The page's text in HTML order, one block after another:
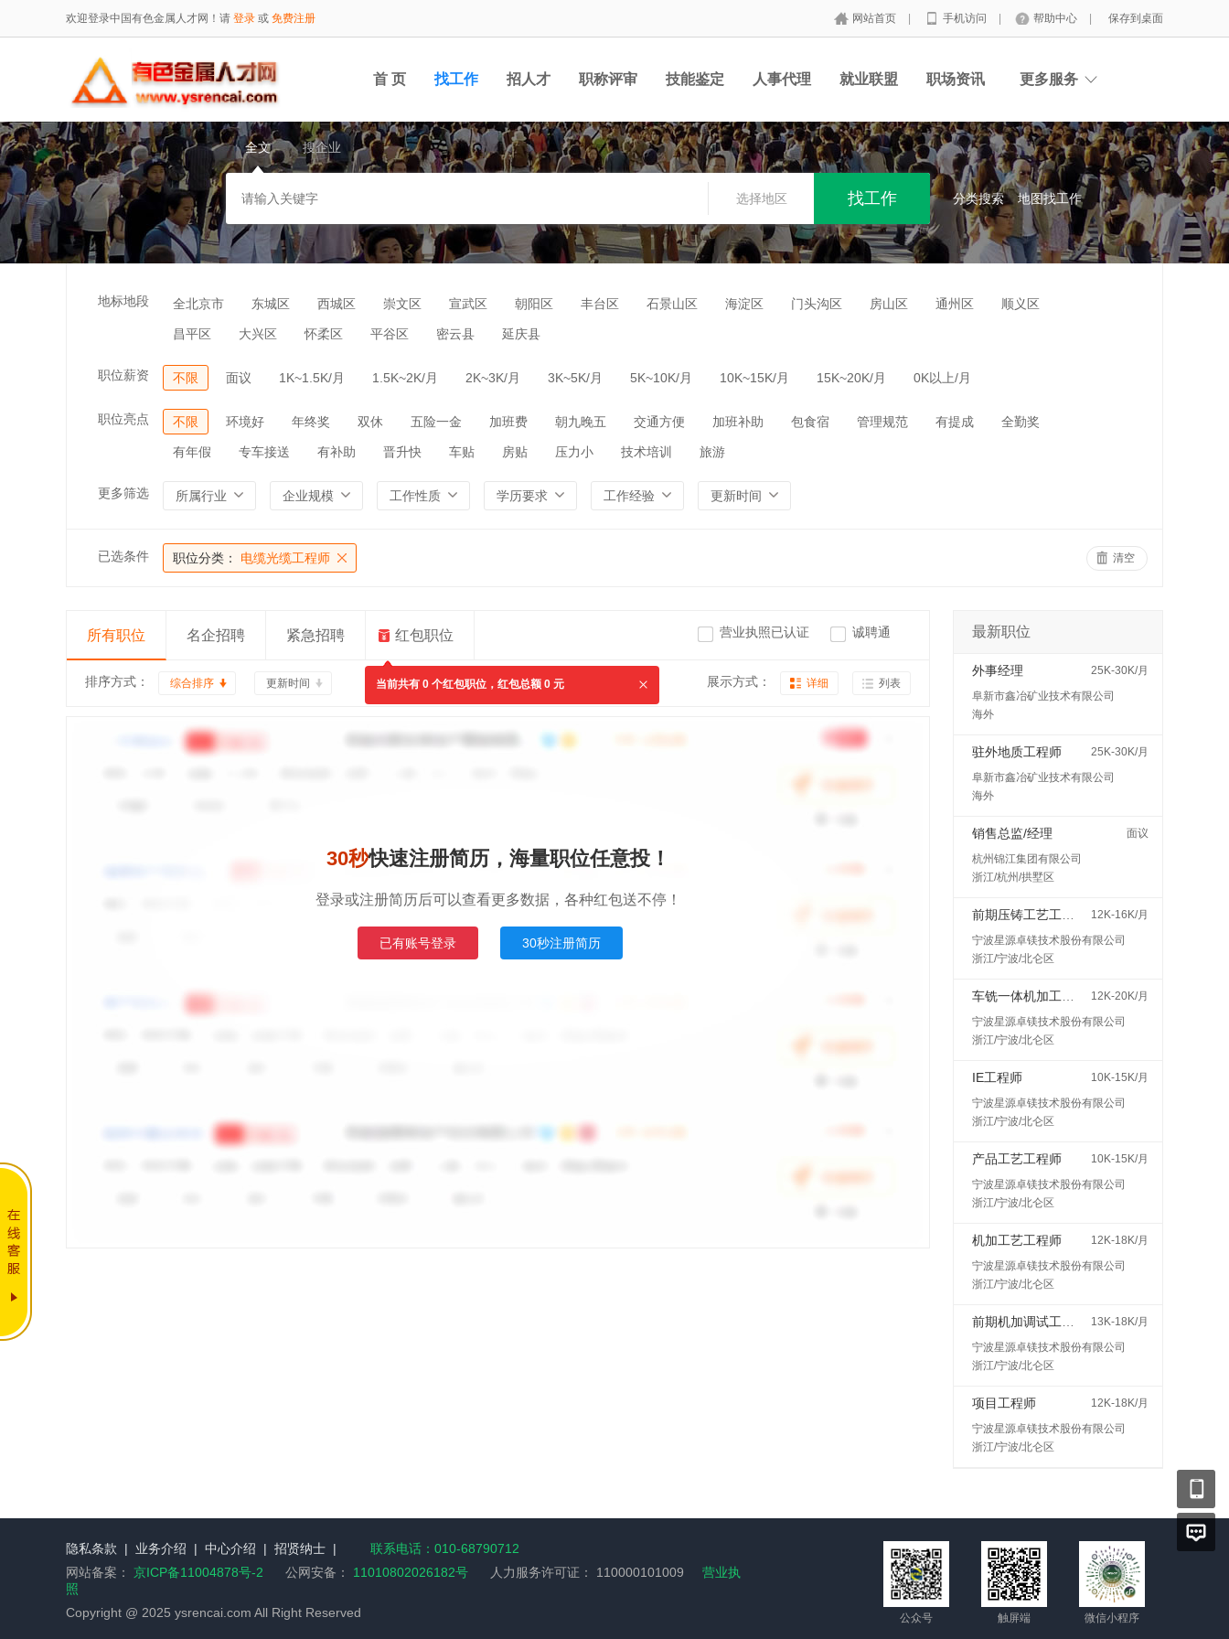
欢迎登录中国有色金属人才网！请 登录 或 免费注册 网站首页 手机访问 帮助中心 保存到桌面
首 页 找工作 招人才 职称评审 技能鉴定 人事代理 就业联盟 职场资讯 更多服务
全文 搜企业
选择地区 分类搜索 地图找工作
地标地段 全北京市 东城区 西城区 崇文区 宣武区 朝阳区 丰台区 石景山区 海淀区 门头沟区 房山区 通州区 顺义区
昌平区 大兴区 怀柔区 平谷区 密云县 延庆县
职位薪资 不限 面议 1K~1.5K/月 1.5K~2K/月 2K~3K/月 3K~5K/月 5K~10K/月 10K~15K/月 15K~20K/月 0K以上/月
职位亮点 不限 环境好 年终奖 双休 五险一金 加班费 朝九晚五 交通方便 加班补助 包食宿 管理规范 有提成 全勤奖
有年假 专车接送 有补助 晋升快 车贴 房贴 压力小 技术培训 旅游
更多筛选 所属行业 企业规模 工作性质 学历要求 工作经验 更新时间
已选条件 职位分类： 电缆光缆工程师 清空
所有职位 名企招聘 紧急招聘 红包职位
当前共有 0 个红包职位，红包总额 0 元
营业执照已认证 诚聘通
排序方式： 综合排序 更新时间 展示方式： 详细 列表
30秒快速注册简历，海量职位任意投！
登录或注册简历后可以查看更多数据，各种红包送不停！
已有账号登录 30秒注册简历
最新职位
外事经理
25K-30K/月
阜新市鑫冶矿业技术有限公司
海外
驻外地质工程师
25K-30K/月
阜新市鑫冶矿业技术有限公司
海外
销售总监/经理
面议
杭州锦江集团有限公司
浙江/杭州/拱墅区
12K-16K/月
宁波星源卓镁技术股份有限公司
浙江/宁波/北仑区
12K-20K/月
宁波星源卓镁技术股份有限公司
浙江/宁波/北仑区
IE工程师
10K-15K/月
宁波星源卓镁技术股份有限公司
浙江/宁波/北仑区
产品工艺工程师
10K-15K/月
宁波星源卓镁技术股份有限公司
浙江/宁波/北仑区
机加工艺工程师
12K-18K/月
宁波星源卓镁技术股份有限公司
浙江/宁波/北仑区
13K-18K/月
宁波星源卓镁技术股份有限公司
浙江/宁波/北仑区
项目工程师
12K-18K/月
宁波星源卓镁技术股份有限公司
浙江/宁波/北仑区
隐私条款 | 业务介绍 | 中心介绍 | 招贤纳士 |
联系电话：010-68790712
网站备案： 京ICP备11004878号-2 公网安备： 11010802026182号 人力服务许可证： 110000101009
营业执
照
Copyright @ 2025 ysrencai.com All Right Reserved
公众号 触屏端 微信小程序